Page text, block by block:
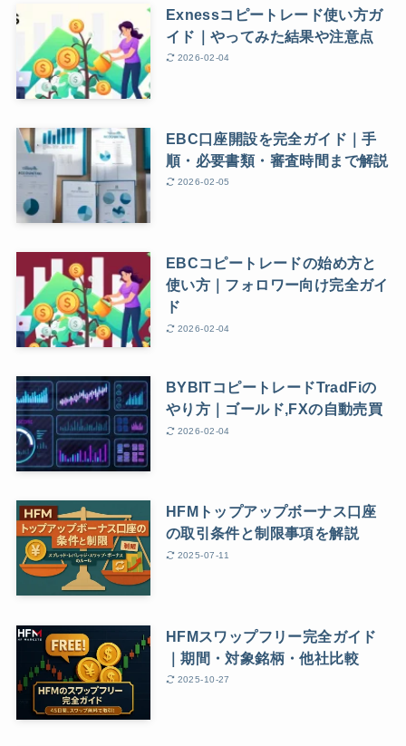
Exnessコピートレード使い方ガ
イド｜やってみた結果や注意点
2026-02-04
EBC口座開設を完全ガイド｜手
順・必要書類・審査時間まで解説
2026-02-05
EBCコピートレードの始め方と
使い方｜フォロワー向け完全ガイ
ド
2026-02-04
BYBITコピートレードTradFiの
やり方｜ゴールド,FXの自動売買
2026-02-04
HFMトップアップボーナス口座
の取引条件と制限事項を解説
2025-07-11
HFMスワップフリー完全ガイド
｜期間・対象銘柄・他社比較
2025-10-27